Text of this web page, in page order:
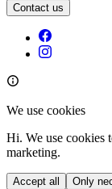
Contact us
We use cookies
Hi. We use cookies
marketing.
Accept all Only